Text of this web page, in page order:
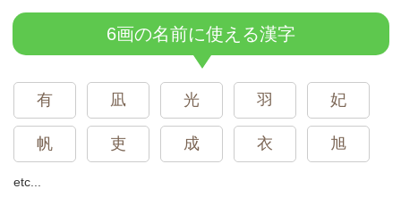
6画の名前に使える漢字
有 凪 光 羽 妃
帆 吏 成 衣 旭
etc...